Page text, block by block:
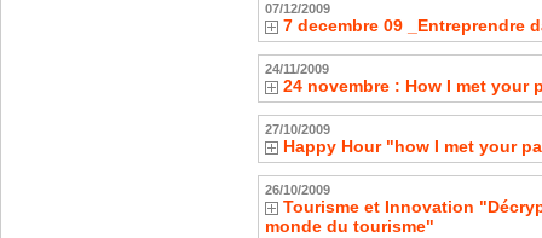
07/12/2009
7 decembre 09 _Entreprendre
24/11/2009
24 novembre : How I met your
27/10/2009
Happy Hour "how I met your
26/10/2009
Tourisme et Innovation
monde du tourisme"